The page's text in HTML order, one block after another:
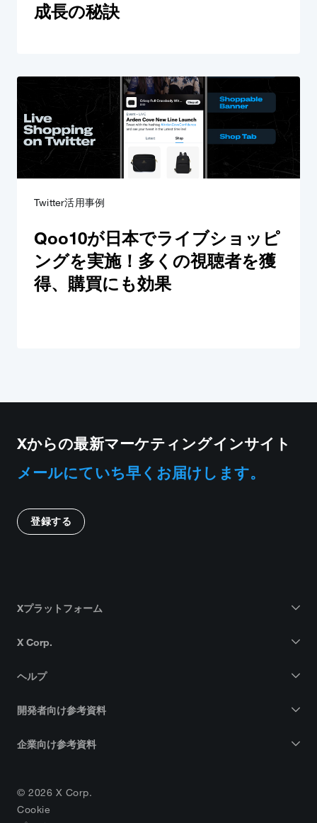
成長の秘訣
Twitter活用事例
Qoo10が日本でライブショッピ
ングを実施！多くの視聴者を獲
得、購買にも効果
Xからの最新マーケティングインサイト
メールにていち早くお届けします。
登録する
Xプラットフォーム
X Corp.
ヘルプ
開発者向け参考資料
企業向け参考資料
© 2026 X Corp.
Cookie